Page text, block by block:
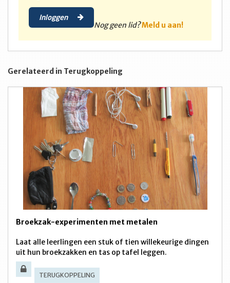
Inloggen
Nog geen lid?Meld u aan!
Gerelateerd in Terugkoppeling
Broekzak-experimenten met metalen
Laat alle leerlingen een stuk of tien willekeurige dingen
uit hun broekzakken en tas op tafel leggen.
TERUGKOPPELING